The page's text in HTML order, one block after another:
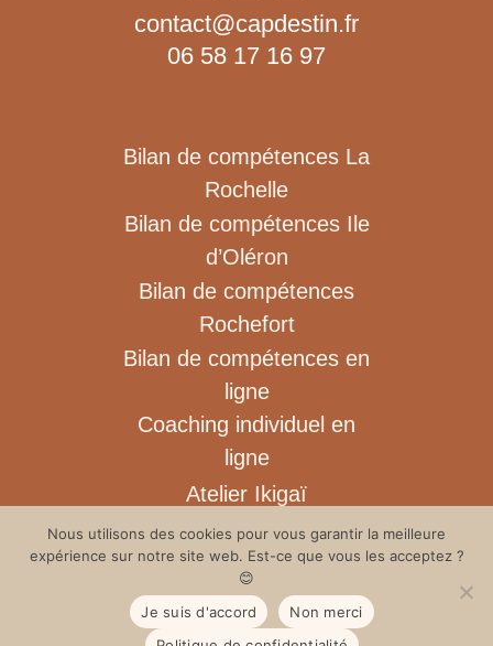
contact@capdestin.fr
06 58 17 16 97
Bilan de compétences La
Rochelle
Bilan de compétences Ile
d’Oléron
Bilan de compétences
Rochefort
Bilan de compétences en
ligne
Coaching individuel en
ligne
Atelier Ikigaï
Blog
Contact
Ressources gratuites
Professionnels de santé
Nous utilisons des cookies pour vous garantir la meilleure
expérience sur notre site web. Est-ce que vous les acceptez ?
😊
Je suis d'accord
Non merci